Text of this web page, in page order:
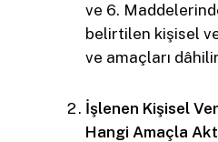
ve 6.
belirtilen kişisel
ve amaçları
İşlenen Kişisel
Hangi Amaçla